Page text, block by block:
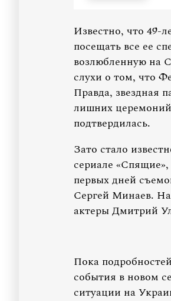
Известно, что 49-
посещать все ее
возлюбленную на
слухи о том, что
Правда, звездная
лишних
подтвердилась.
Зато стало
сериале
первых дней
Сергей Минаев.
актеры Дмитрий
Пока
события в новом
ситуации на